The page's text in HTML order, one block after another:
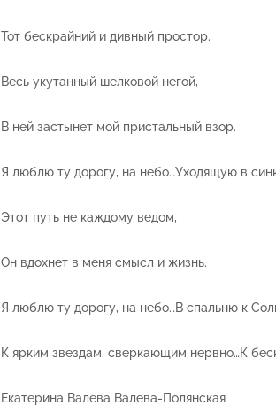
Тот бескрайний и дивный простор.
Весь укутанный шелковой негой,
В ней застынет мой пристальный взор.
Я люблю ту дорогу, на небо…Уходящую в
Этот путь не каждому ведом,
Он вдохнет в меня смысл и жизнь.
Я люблю ту дорогу, на небо…В спальню к
К ярким звездам, сверкающим нервно…К
Екатерина Валева Валева-Полянская